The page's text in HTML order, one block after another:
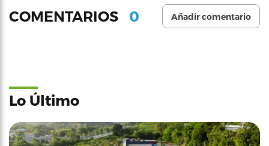
COMENTARIOS 0 Añadir comentario
Lo Último